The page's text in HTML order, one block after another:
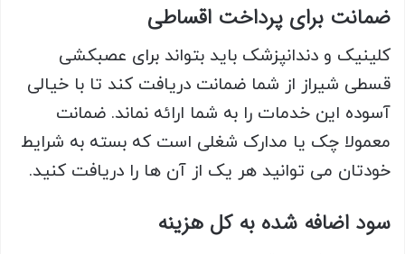
ضمانت برای پرداخت اقساطی
کلینیک و دندانپزشک باید بتواند برای عصب‎کشی
قسطی شیراز از شما ضمانت دریافت کند تا با خیالی
آسوده این خدمات را به شما ارائه نماند. ضمانت
معمولا چک یا مدارک شغلی است که بسته به شرایط
خودتان می توانید هر یک از آن ها را دریافت کنید.
سود اضافه شده به کل هزینه